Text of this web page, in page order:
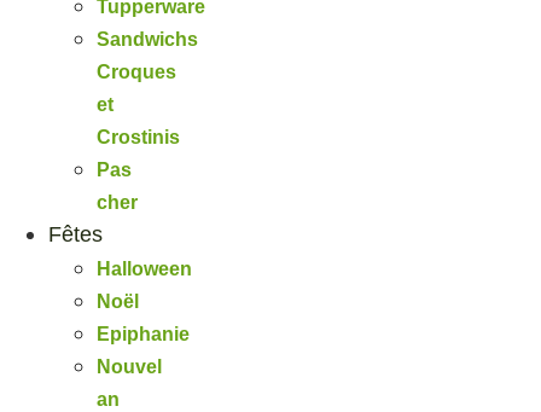
Tupperware
Sandwichs
Croques
et
Crostinis
Pas
cher
Fêtes
Halloween
Noël
Epiphanie
Nouvel
an